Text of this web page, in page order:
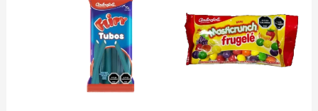
(PXDP)
cantidad